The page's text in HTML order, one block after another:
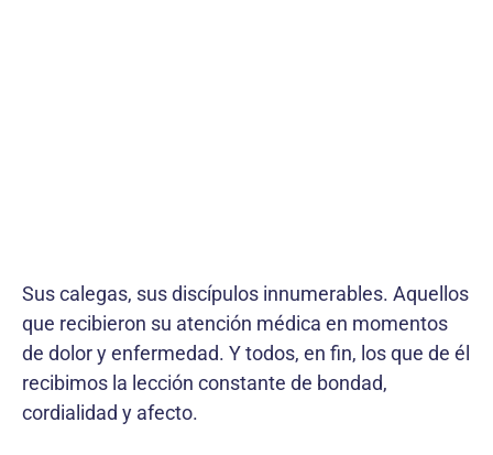
Sus calegas, sus discípulos innumerables. Aquellos
que recibieron su atención médica en momentos
de dolor y enfermedad. Y todos, en fin, los que de él
recibimos la lección constante de bondad,
cordialidad y afecto.